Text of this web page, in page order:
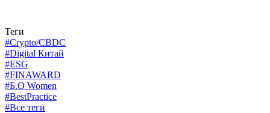
Теги
#Crypto/CBDC
#Digital Китай
#ESG
#FINAWARD
#Б.О Women
#BestPractice
#Все теги